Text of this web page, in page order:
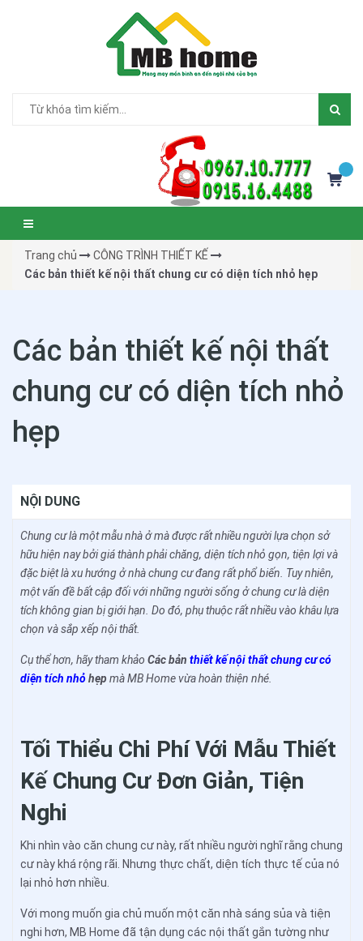
Trang chủ
CÔNG TRÌNH THIẾT KẾ
Các bản thiết kế nội thất chung cư có diện tích nhỏ hẹp
Các bản thiết kế nội thất
chung cư có diện tích nhỏ
hẹp
NỘI DUNG
Chung cư là một mẫu nhà ở mà được rất nhiều người lựa chọn sở
hữu hiện nay bởi giá thành phải chăng, diện tích nhỏ gọn, tiện lợi và
đặc biệt là xu hướng ở nhà chung cư đang rất phổ biến. Tuy nhiên,
một vấn đề bất cập đối với những người sống ở chung cư là diện
tích không gian bị giới hạn. Do đó, phụ thuộc rất nhiều vào khâu lựa
chọn và sắp xếp nội thất.
Cụ thể hơn, hãy tham khảo Các bản thiết kế nội thất chung cư có
diện tích nhỏhẹp mà MB Home vừa hoàn thiện nhé.
Tối Thiểu Chi Phí Với Mẫu Thiết
Kế Chung Cư Đơn Giản, Tiện
Nghi
Khi nhìn vào căn chung cư này, rất nhiều người nghĩ rằng chung
cư này khá rộng rãi. Nhưng thực chất, diện tích thực tế của nó
lại nhỏ hơn nhiều.
Với mong muốn gia chủ muốn một căn nhà sáng sủa và tiện
nghi hơn, MB Home đã tận dụng các nội thất gắn tường như